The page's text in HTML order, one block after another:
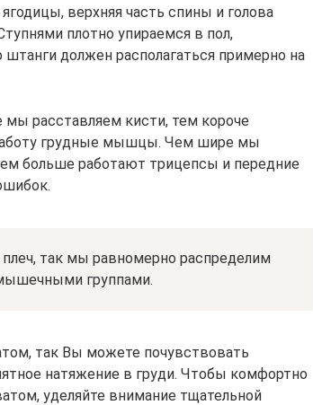
верхняя часть спины и голова
плотно упираемся в пол,
должен располагаться примерно на
расставляем кисти, тем короче
грудные мышцы. Чем шире мы
больше работают трицепсы и передние
так мы равномерно распределим
группами.
так Вы можете почувствовать
натяжение в груди. Чтобы комфортно
уделяйте внимание тщательной